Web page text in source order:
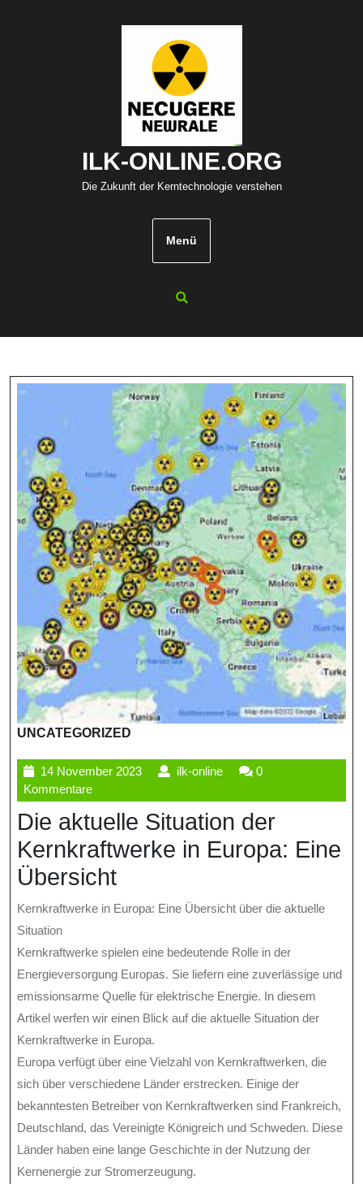
ILK-ONLINE.ORG
Die Zukunft der Kerntechnologie verstehen
Menü
UNCATEGORIZED
14 November 202314
2023
ilk-onlineilk-
0
Kommentare
Die aktuelle Situation der
Kernkraftwerke in Europa: Eine
Übersicht
Kernkraftwerke in Europa: Eine Übersicht über die aktuelle
Situation
Kernkraftwerke spielen eine bedeutende Rolle in der
Energieversorgung Europas. Sie liefern eine zuverlässige und
emissionsarme Quelle für elektrische Energie. In diesem
Artikel werfen wir einen Blick auf die aktuelle Situation der
Kernkraftwerke in Europa.
Europa verfügt über eine Vielzahl von Kernkraftwerken, die
sich über verschiedene Länder erstrecken. Einige der
bekanntesten Betreiber von Kernkraftwerken sind Frankreich,
Deutschland, das Vereinigte Königreich und Schweden. Diese
Länder haben eine lange Geschichte in der Nutzung der
Kernenergie zur Stromerzeugung.